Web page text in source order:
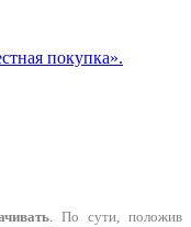
покупка».
. По сути, положив